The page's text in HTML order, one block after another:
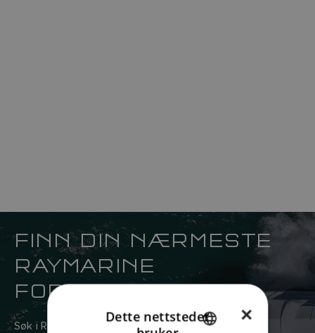
FINN DIN NÆRMESTE
RAYMARINE
FORHANDLER
Søk i Raymarines globale nettverk av salgs- og ×
Dette nettstedet